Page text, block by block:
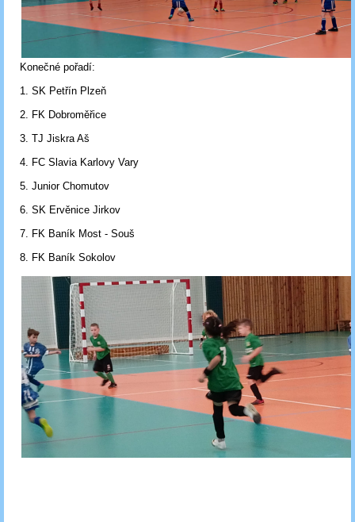
Konečné pořadí:
1. SK Petřín Plzeň
2. FK Dobroměřice
3. TJ Jiskra Aš
4. FC Slavia Karlovy Vary
5. Junior Chomutov
6. SK Ervěnice Jirkov
7. FK Baník Most - Souš
8. FK Baník Sokolov